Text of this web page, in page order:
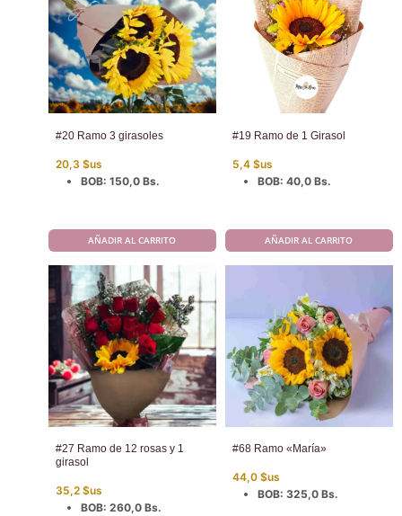
#20 Ramo 3 girasoles
20,3 $us
BOB: 150,0 Bs.
AÑADIR AL CARRITO
#19 Ramo de 1 Girasol
5,4 $us
BOB: 40,0 Bs.
AÑADIR AL CARRITO
#27 Ramo de 12 rosas y 1
girasol
35,2 $us
BOB: 260,0 Bs.
#68 Ramo «María»
44,0 $us
BOB: 325,0 Bs.